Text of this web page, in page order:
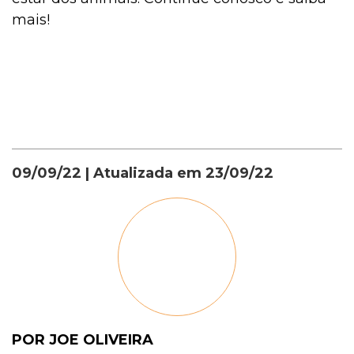
mais!
09/09/22 | Atualizada em 23/09/22
POR JOE OLIVEIRA